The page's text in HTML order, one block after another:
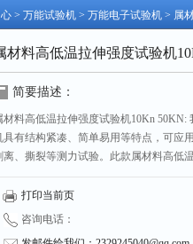
> 万能试验机 > 万能电子试验机 > 属
材料高低温拉伸强度试验机
简要描述：
材料高低温拉伸强度试验机10Kn
具有结构紧凑、简单易用等特点，可应
离、撕裂等测力试验。此款属材料高低
的导杆导向，具有很高的刚性和良好的
感器、变形测量传感器等附件，几乎可以
打印当前页
咨询电话：